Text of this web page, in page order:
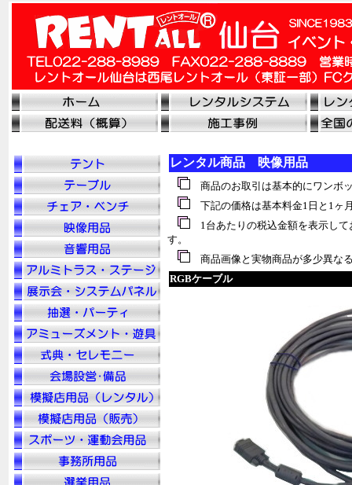
レンタル商品 映像用品
商品のお取引は基本的にワンボ
下記の価格は基本料金1日と1ヶ
1台あたりの税込金額を表示して
す。
商品画像と実物商品が多少異な
RGBケーブル